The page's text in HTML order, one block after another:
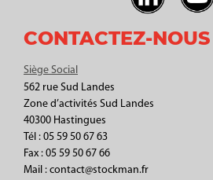
CONTACTEZ-NOUS
Siège Social
562 rue Sud Landes
Zone d’activités Sud Landes
40300 Hastingues
Tél : 05 59 50 67 63
Fax : 05 59 50 67 66
Mail : contact@stockman.fr